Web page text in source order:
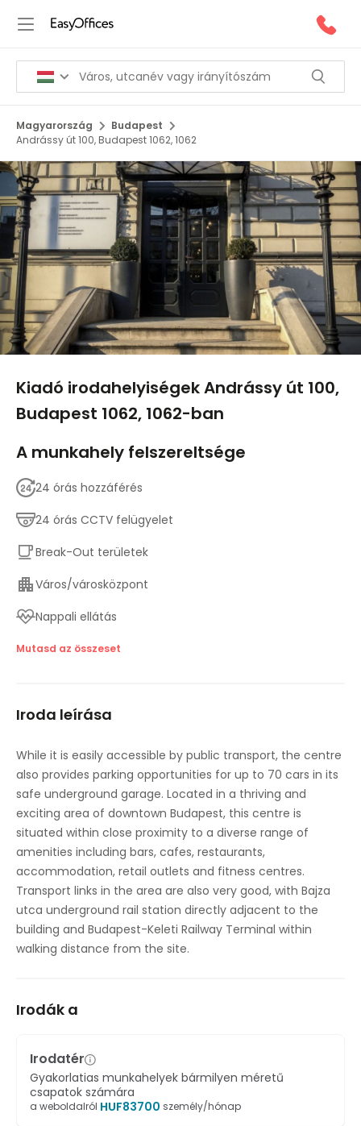
Magyarország
Budapest
Andrássy út 100, Budapest 1062, 1062
Kiadó irodahelyiségek Andrássy út 100,
Budapest 1062, 1062-ban
A munkahely felszereltsége
24 órás hozzáférés
24 órás CCTV felügyelet
Break-Out területek
Város/városközpont
Nappali ellátás
Lift
Tárgyalótermek
Parkolási lehetőség
Nagy sebességű internet-hozzáférés
Tempószabályozás
Kerékpártároló
Mutasd az összeset
Iroda leírása
While it is easily accessible by public transport, the centre
also provides parking opportunities for up to 70 cars in its
safe underground garage. Located in a thriving and
exciting area of downtown Budapest, this centre is
situated within close proximity to a diverse range of
amenities including bars, cafes, restaurants,
accommodation, retail outlets and fitness centres.
Transport links in the area are also very good, with Bajza
utca underground rail station directly adjacent to the
building and Budapest-Keleti Railway Terminal within
walking distance from the site.
Irodák a
Irodatér
Gyakorlatias munkahelyek bármilyen méretű
csapatok számára
a weboldalról HUF83700 személy/hónap